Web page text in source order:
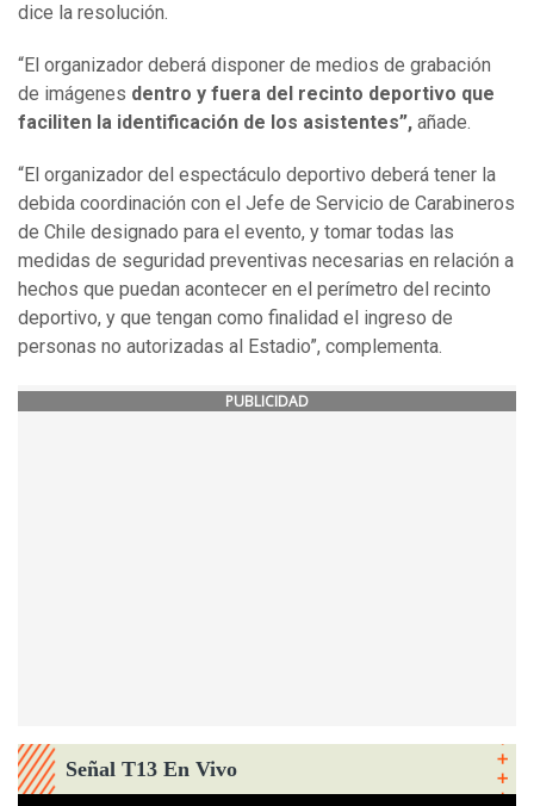
dice la resolución.
“El organizador deberá disponer de medios de grabación
de imágenes dentro y fuera del recinto deportivo que
faciliten la identificación de los asistentes”, añade.
“El organizador del espectáculo deportivo deberá tener la
debida coordinación con el Jefe de Servicio de Carabineros
de Chile designado para el evento, y tomar todas las
medidas de seguridad preventivas necesarias en relación a
hechos que puedan acontecer en el perímetro del recinto
deportivo, y que tengan como finalidad el ingreso de
personas no autorizadas al Estadio”, complementa.
PUBLICIDAD
Señal T13 En Vivo